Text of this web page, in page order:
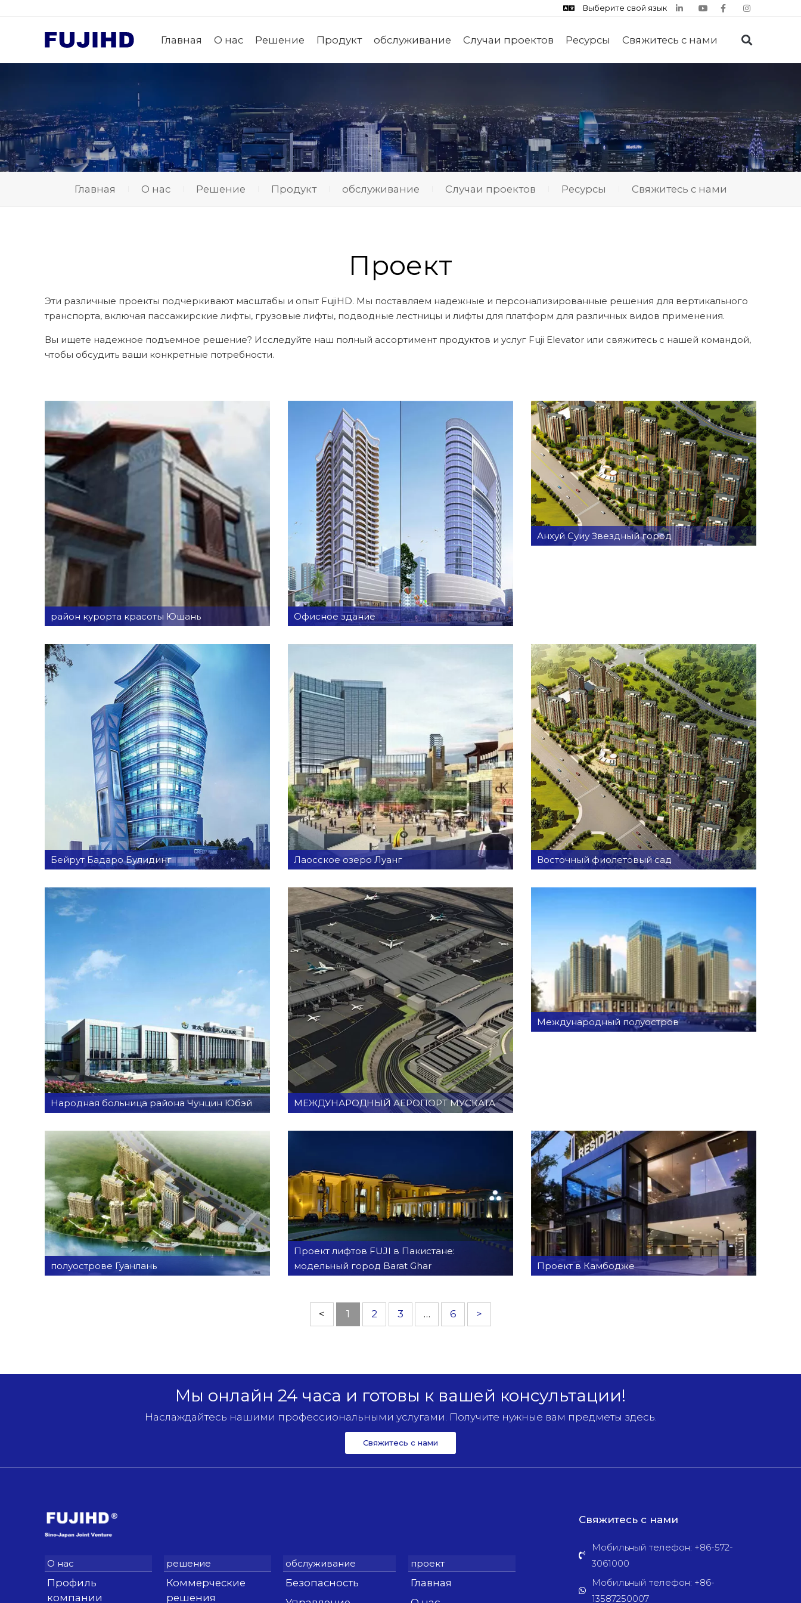
Выберите свой язык
Главная О нас Решение Продукт обслуживание Случаи проектов Ресурсы Свяжитесь с нами
Главная О нас Решение Продукт обслуживание Случаи проектов Ресурсы Свяжитесь с нами
Проект
Эти различные проекты подчеркивают масштабы и опыт FujiHD. Мы поставляем надежные и персонализированные решения для вертикального
транспорта, включая пассажирские лифты, грузовые лифты, подводные лестницы и лифты для платформ для различных видов применения.
Вы ищете надежное подъемное решение? Исследуйте наш полный ассортимент продуктов и услуг Fuji Elevator или свяжитесь с нашей командой,
чтобы обсудить ваши конкретные потребности.
район курорта красоты Юшань Офисное здание
Анхуй Суиу Звездный город
Бейрут Бадаро Булидинг Лаосское озеро Луанг Восточный фиолетовый сад
Народная больница района Чунцин Юбэй МЕЖДУНАРОДНЫЙ АЕРОПОРТ МУСКАТА
Международный полуостров
полуострове Гуанлань
Проект лифтов FUJI в Пакистане:
модельный город Barat Ghar
Проект в Камбодже
< 1 2 3 … 6 >
Мы онлайн 24 часа и готовы к вашей консультации!
Наслаждайтесь нашими профессиональными услугами. Получите нужные вам предметы здесь.
Свяжитесь с нами
Профиль
компании
Коммерческие
решения
Безопасность
Главная
Свяжитесь с нами
Мобильный телефон: +86-572-
3061000
Мобильный телефон: +86-
13587250007